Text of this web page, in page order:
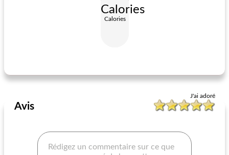
Calories
Calories
J'ai adoré
Avis